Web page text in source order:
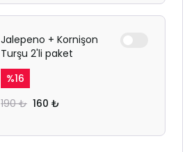
Jalepeno + Kornişon
Turşu 2'li paket
%16
190 ₺ 160 ₺